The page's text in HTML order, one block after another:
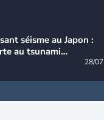
séisme au Japon :
au tsunami
28/07